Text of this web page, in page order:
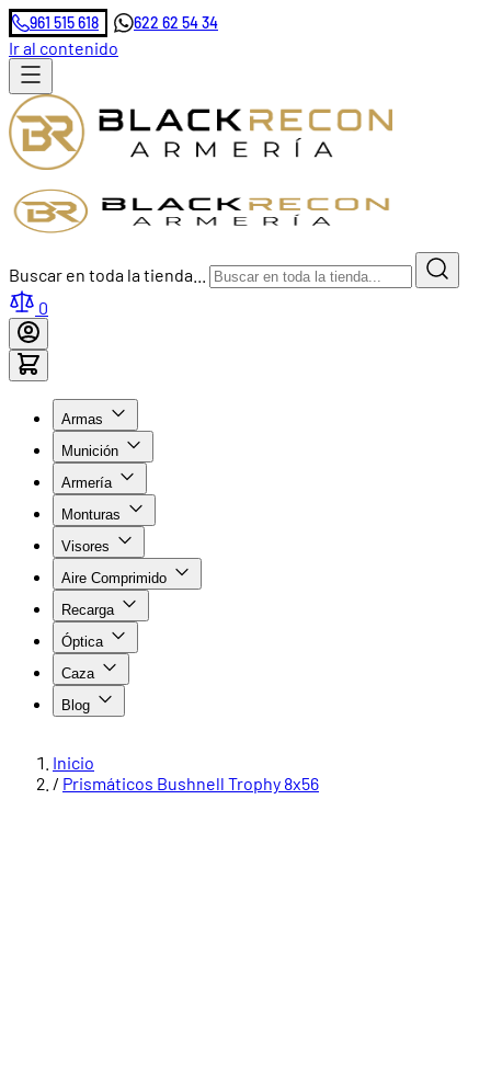
961 515 618 622 62 54 34
Ir al contenido
Buscar en toda la tienda...
0
Armas
Munición
Armería
Monturas
Visores
Aire Comprimido
Recarga
Óptica
Caza
Blog
Inicio
/ Prismáticos Bushnell Trophy 8x56